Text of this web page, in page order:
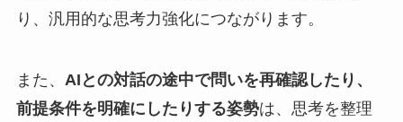
り、汎用的な思考力強化につながります。
また、 AIとの対話の途中で問いを再確認したり、
前提条件を明確にしたりする姿勢は、思考を整理